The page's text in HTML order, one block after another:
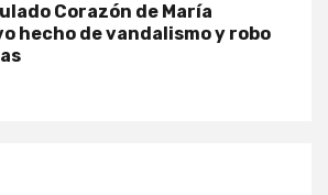
Corazón de María
hecho de vandalismo y robo